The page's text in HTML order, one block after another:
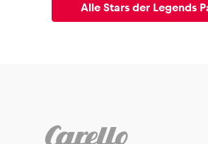
Alle Stars der Legends